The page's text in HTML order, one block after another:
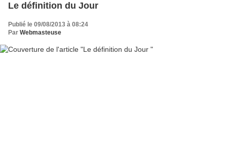
Le définition du Jour
Publié le 09/08/2013 à 08:24
Par Webmasteuse